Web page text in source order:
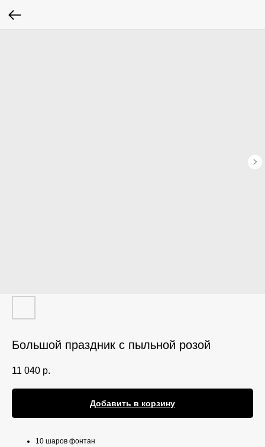
Большой праздник с пыльной розой
11 040 р.
Добавить в корзину
10 шаров фонтан